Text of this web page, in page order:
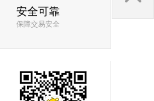
安全可靠
保障交易安全